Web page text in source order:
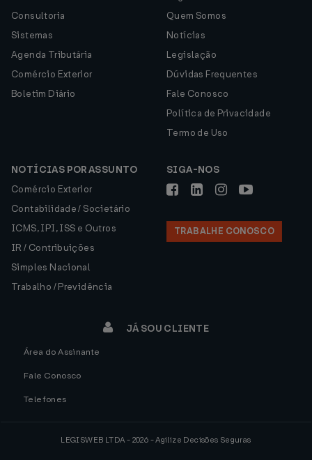
Consultoria
Sistemas
Agenda Tributária
Comércio Exterior
Boletim Diário
Quem Somos
Notícias
Legislação
Dúvidas Frequentes
Fale Conosco
Política de Privacidade
Termo de Uso
NOTÍCIAS POR ASSUNTO
Comércio Exterior
Contabilidade / Societário
ICMS, IPI, ISS e Outros
IR / Contribuições
Simples Nacional
Trabalho / Previdência
SIGA-NOS
TRABALHE CONOSCO
JÁ SOU CLIENTE
Área do Assinante
Fale Conosco
Telefones
LEGISWEB LTDA - 2026 - Agilize Decisões Seguras